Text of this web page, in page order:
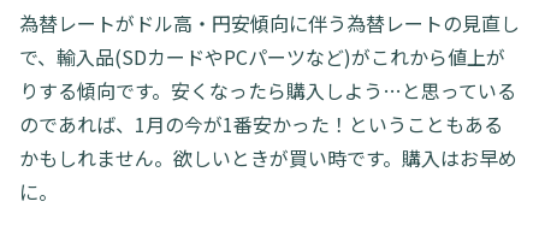
為替レートがドル高・円安傾向に伴う為替レートの見直し
で、輸入品(SDカードやPCパーツなど)がこれから値上が
りする傾向です。安くなったら購入しよう…と思っている
のであれば、1月の今が1番安かった！ということもある
かもしれません。欲しいときが買い時です。購入はお早め
に。